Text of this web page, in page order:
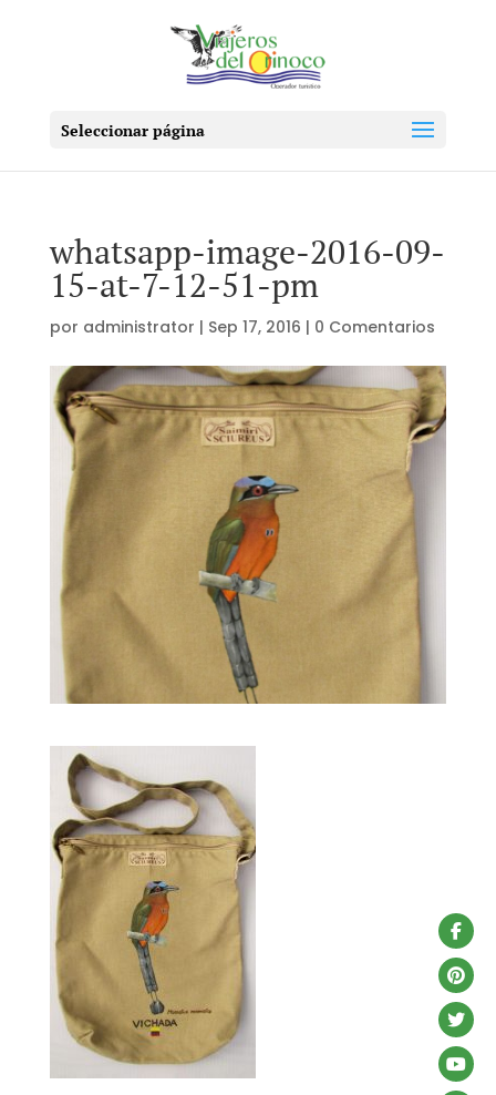
Seleccionar página
whatsapp-image-2016-09-
15-at-7-12-51-pm
por administrator | Sep 17, 2016 | 0 Comentarios